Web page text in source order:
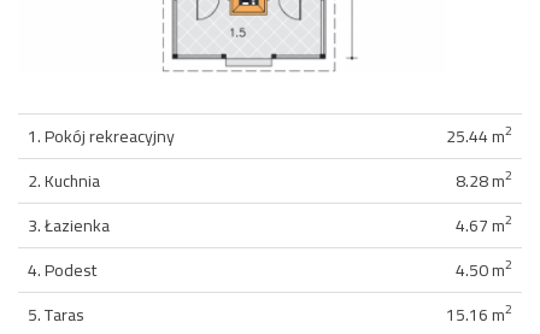
1. Pokój rekreacyjny 25.44 m2
2. Kuchnia 8.28 m2
3. Łazienka 4.67 m2
4. Podest 4.50 m2
5. Taras 15.16 m2